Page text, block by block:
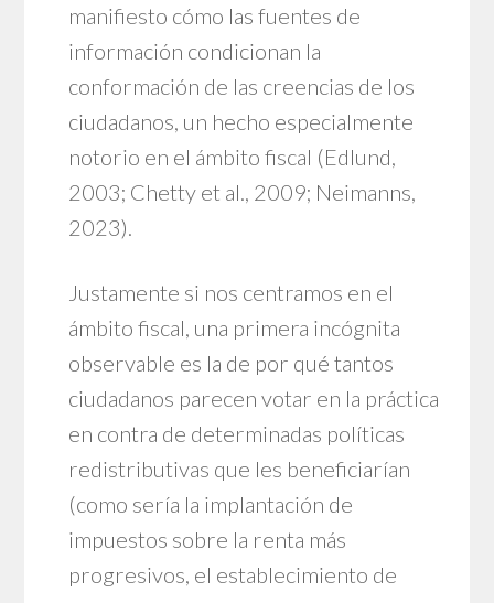
manifiesto cómo las fuentes de
información condicionan la
conformación de las creencias de los
ciudadanos, un hecho especialmente
notorio en el ámbito fiscal (Edlund,
2003; Chetty et al., 2009; Neimanns,
2023).
Justamente si nos centramos en el
ámbito fiscal, una primera incógnita
observable es la de por qué tantos
ciudadanos parecen votar en la práctica
en contra de determinadas políticas
redistributivas que les beneficiarían
(como sería la implantación de
impuestos sobre la renta más
progresivos, el establecimiento de